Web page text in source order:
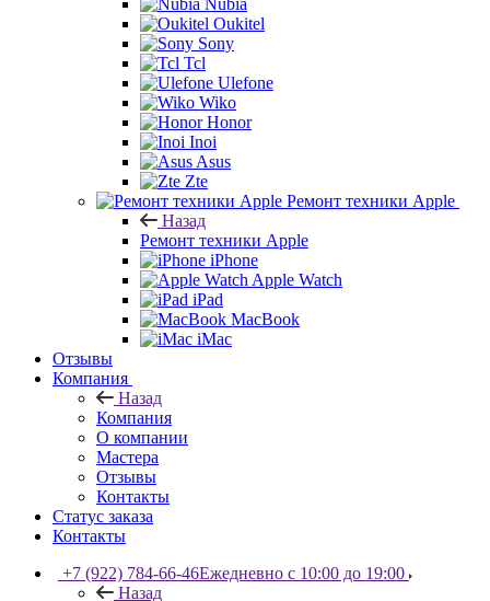
Nubia
Oukitel
Sony
Tcl
Ulefone
Wiko
Honor
Inoi
Asus
Zte
Ремонт техники Apple
Назад
Ремонт техники Apple
iPhone
Apple Watch
iPad
MacBook
iMac
Отзывы
Компания
Назад
Компания
О компании
Мастера
Отзывы
Контакты
Статус заказа
Контакты
+7 (922) 784-66-46Ежедневно с 10:00 до 19:00
Назад